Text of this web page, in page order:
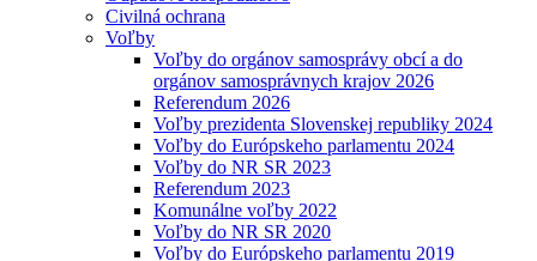
Civilná ochrana
Voľby
Voľby do orgánov samosprávy obcí a do
orgánov samosprávnych krajov 2026
Referendum 2026
Voľby prezidenta Slovenskej republiky 2024
Voľby do Európskeho parlamentu 2024
Voľby do NR SR 2023
Referendum 2023
Komunálne voľby 2022
Voľby do NR SR 2020
Voľby do Európskeho parlamentu 2019